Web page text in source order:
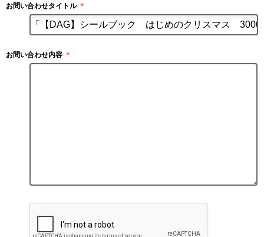
お問い合わせタイトル ＊
お問い合わせ内容 ＊